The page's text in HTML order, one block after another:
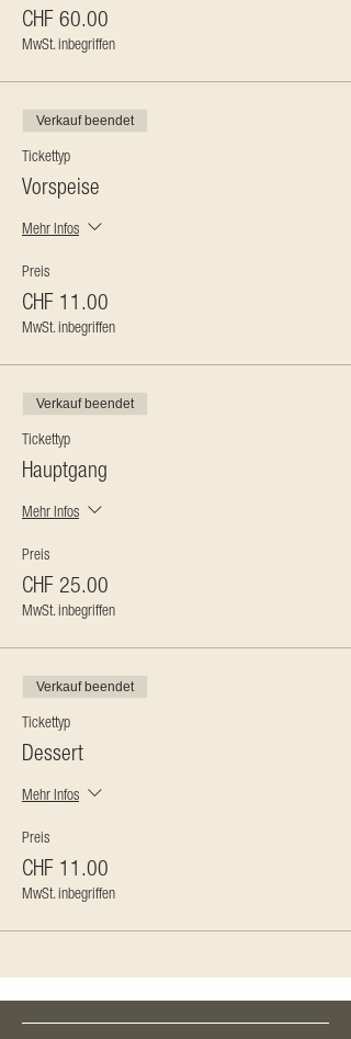
CHF 60.00
MwSt. inbegriffen
Verkauf beendet
Tickettyp
Vorspeise
Mehr Infos
Preis
CHF 11.00
MwSt. inbegriffen
Verkauf beendet
Tickettyp
Hauptgang
Mehr Infos
Preis
CHF 25.00
MwSt. inbegriffen
Verkauf beendet
Tickettyp
Dessert
Mehr Infos
Preis
CHF 11.00
MwSt. inbegriffen